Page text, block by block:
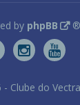
by phpBB ®
- Clube do